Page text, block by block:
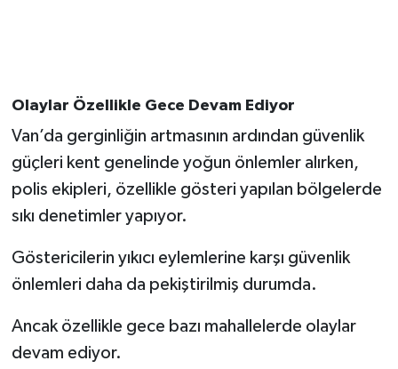
Olaylar Özellikle Gece Devam Ediyor
Van’da gerginliğin artmasının ardından güvenlik
güçleri kent genelinde yoğun önlemler alırken,
polis ekipleri, özellikle gösteri yapılan bölgelerde
sıkı denetimler yapıyor.
Göstericilerin yıkıcı eylemlerine karşı güvenlik
önlemleri daha da pekiştirilmiş durumda.
Ancak özellikle gece bazı mahallelerde olaylar
devam ediyor.